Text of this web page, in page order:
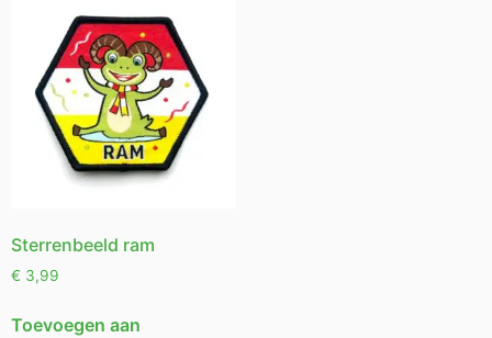
Sterrenbeeld ram
€ 3,99
Toevoegen aan